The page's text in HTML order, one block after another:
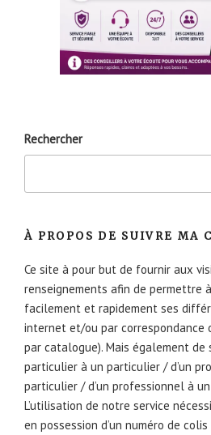
Rechercher
À PROPOS DE SUIVRE MA
Ce site à pour but de fournir aux
renseignements afin de permettre
facilement et rapidement ses
internet et/ou par
par catalogue). Mais également de
particulier à un particulier / d’un
particulier / d’un professionnel à
L’utilisation de notre service
en possession d’un numéro de